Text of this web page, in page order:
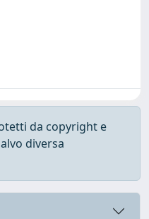
da copyright e
diversa